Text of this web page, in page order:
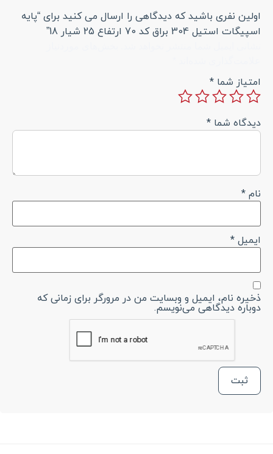
اولین نفری باشید که دیدگاهی را ارسال می کنید برای “پایه
اسپیگات استیل 304 براق کد 70 ارتفاع 25 شیار 18”
امتیاز شما *
دیدگاه شما *
نام *
ایمیل *
ذخیره نام، ایمیل و وبسایت من در مرورگر برای زمانی که
دوباره دیدگاهی می‌نویسم.